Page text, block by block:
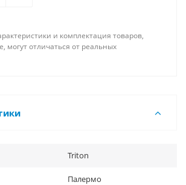
и комплектация товаров,
могут отличаться от реальных
Triton
Палермо